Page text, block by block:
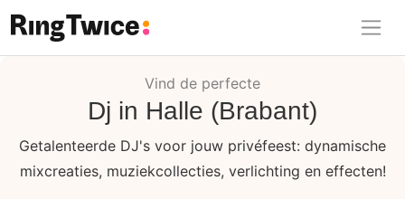
Ring Twice
Vind de perfecte
Dj in Halle (Brabant)
Getalenteerde DJ's voor jouw privéfeest: dynamische
mixcreaties, muziekcollecties, verlichting en effecten!